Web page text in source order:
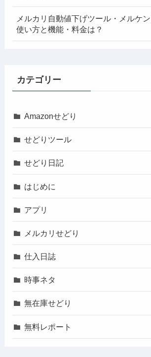
メルカリ自動値下げツール・メルケ
使い方と機能・料金は？
カテゴリー
Amazonせどり
せどりツール
せどり日記
はじめに
アプリ
メルカリせどり
仕入日誌
時事ネタ
無在庫せどり
無料レポート